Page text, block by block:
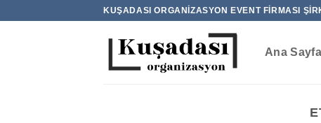
KUŞADASI ORGANIZASYON EVENT FIRMASI
Ana Sayfa